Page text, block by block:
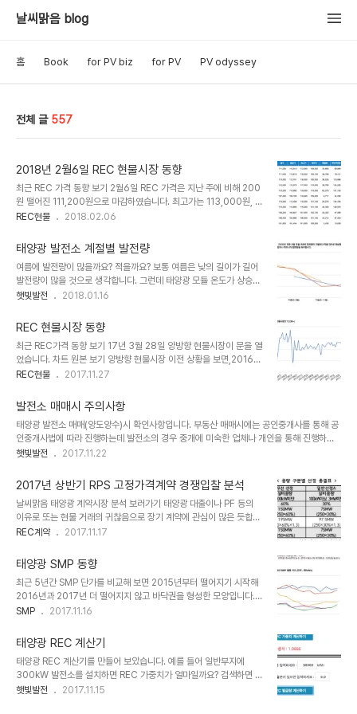
날씨맑음 blog
홈 Book for PV biz for PV PV odyssey
전체 글 557
2018년 2월6일 REC 현물시장 동향
최근 REC 가격 동향 보기 2월6일 REC 가격은 지난 주에 비해 200
원 떨어진 111,200원으로 마감하였습니다. 최고가는 113,000원, 최
저가는 105,000원이었습니다. 매수주문량과 체결량 모두 전주 대비
음 보기
REC현물 2018.02.06
태양광 발전소 계절별 발전량
여름에 발전량이 많을까요? 적을까요? 보통 여름은 낮의 길이가 길어
발전량이 많을 것으로 생각합니다. 그런데 태양광 모듈 온도가 상승하
면 효율이 떨어진다고 하네요. 25도를 기준으로 1도 오를 때마다
장 많고 여름이 그다음 겨울이 가장 적다 고들 하는데... 실제는 어떤지
볼까요? 데이터 자세히 보기 2016년과 2017년 실제 운영해 본 결과
봄, 여름, 가을, 겨울 순으로 나타났습니다. 온도에 의한 효율 절감보다
는 구름의 양이 좌우하는 것 같습니다. 그날그날 날씨 정보를 보면 여
름보다는 가을이 흐린 날이 많았습니다. 아마도 지역별로 다르겠죠 다
햇빛발전 2018.01.16
REC 현물시장 동향
최근 REC가격 동향 보기 17년 3월 28일 양방향 현물시장이 문을 열
었습니다. 차트 원본 보기 양방향 현물시장 이전 상황을 보면,2016년
3월 1일 태양광과 비태양광 시장이 통합되어 3월 16일 86,664원
합 전 시장 상황을 보면, 초기 22만 원대까지 올라갔다가 14년 중반부
터 15년 말까지 약 1년 6개월간 8만 원에서 9만 원 사이의 가격이 형
성되었습니다. 이 기간 중 장기계약 가격을 보면 아래 표와 같이 평균
7만원 대의 낮은 가격이었습니다.이렇게 낮은 가격에 계약한 발전소
수는 약 3,000개소가 될 것 같습니다. 지난 장기계약 결과는 아래 링
계산기 보기..
REC현물 2017.11.27
발전소 매매시 주의사항
태양광 발전소 매매(양도양수)시 확인사항입니다. 부동산 매매시에는 공인중개사를 통해 공
인중개사법에 따라 진행하는데 발전소의 경우 중개에 미숙한 업체나 개인을 통해 진행하는
경우가 있어 주의가 필요합니다. 1. RPS 고정가격계약(REC 장기계약) 여부 확인 - 계약서
서를 구분해서 작성4. 발전설비(태양광 모듈, 인버터)가 KS인증 설비인지 확인5. 한전으로
부터 받는 신재생에너지 요금 메일 확인 (최근 6개월이상)6. 발전사업허가증, 공급인증서
발급대상 설비확인서, 토지 등기 확인7. 관리비 상세 내역 확인 - 전기안전관리, 모니터링,
잡초 제거, 가변형인 경우 모듈 각도 조정 비용 등 상세 내역 - 관리 담당회..
햇빛발전 2017.11.22
2017년 상반기 RPS 고정가격계약 경쟁입찰 분석
날씨맑음 태양광 계약시장 분석 보러가기 태양광 대출이나 PF 등의
이유로 또는 현물 거래의 귀찮음으로 장기 계약에 관심이 많은 듯합니
다. 만약 장기 계약에 입찰한다면 입찰가격 등 어떻게 해야 할까요? 잘
합니다. 2017년 상반기에 있었던 장기계약(RPS 고정가격계약) 평균
가입니다. 181,595원/(SMP+1REC) - 육지지역: 181,486
원/(SMP+1REC) - 제주지역: 186,726원/(SMP+1REC) ** 상한
가격(SMP+1REC가격) : 191,330원 단, 제주지역은 194,440원
경쟁률이 1.96 대 1이었다고 합니다. 공고된 총 용량이 250mW
REC계약 2017.11.17
태양광 SMP 동향
최근 5년간 SMP 단가를 비교해 보면 2015년부터 떨어지기 시작해
2016년과 2017년 더 떨어지지 않고 바닥권을 형성한 모양입니다.
2006년부터 검토해 보면 현재 가격은 10여 년 전 가격입니다. 전력
입니다.향후 유가가 오른다면 SMP도 오를 수 있다고 예측할 수 있으
나 유가가 오를지는 미지수입니다. REC 계산기 보기REC 동향 분석
보기
SMP 2017.11.16
태양광 REC 계산기
태양광 REC 계산기를 만들어 보았습니다. 예를 들어 일반부지에
300kW 발전소를 설치하면 REC 가중치가 얼마일까요? 검색하면 나
오는 REC가중치 표로는 150kW, 200kW, 300kW 과 같이 표에
햇빛발전 2017.11.15